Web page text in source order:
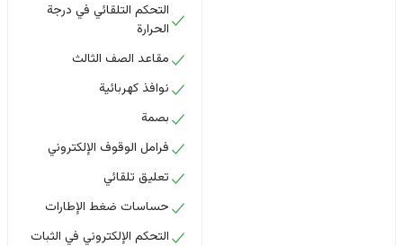
التحكم التلقائي في درجة
الحرارة
مقاعد الصف الثالث
نوافذ كهربائية
بصمة
فرامل الوقوف الإلكتروني
تعليق تلقائي
حساسات ضغط الإطارات
التحكم الإلكتروني في الثبات